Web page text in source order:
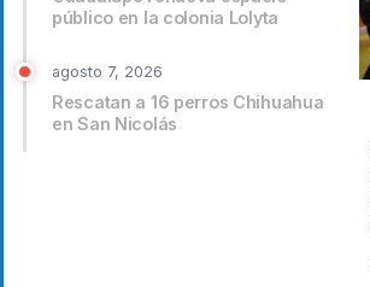
público en la colonia Lolyta
agosto 7, 2026
Rescatan a 16 perros Chihuahua
en San Nicolás